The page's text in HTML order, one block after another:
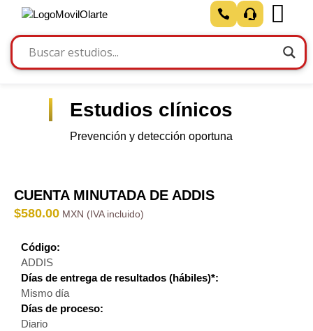
Estudios clínicos
Prevención y detección oportuna
CUENTA MINUTADA DE ADDIS
$580.00
Código:
ADDIS
Días de entrega de resultados (hábiles)*:
Mismo día
Días de proceso:
Diario